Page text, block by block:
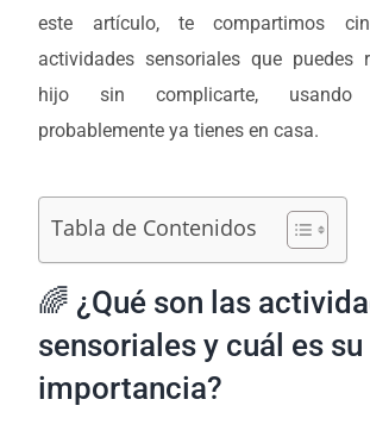
este artículo, te compartimos
actividades sensoriales que puedes
hijo sin complicarte,
probablemente ya tienes en casa.
Tabla de Contenidos
🌈 ¿Qué son las
sensoriales y cuál es su
importancia?